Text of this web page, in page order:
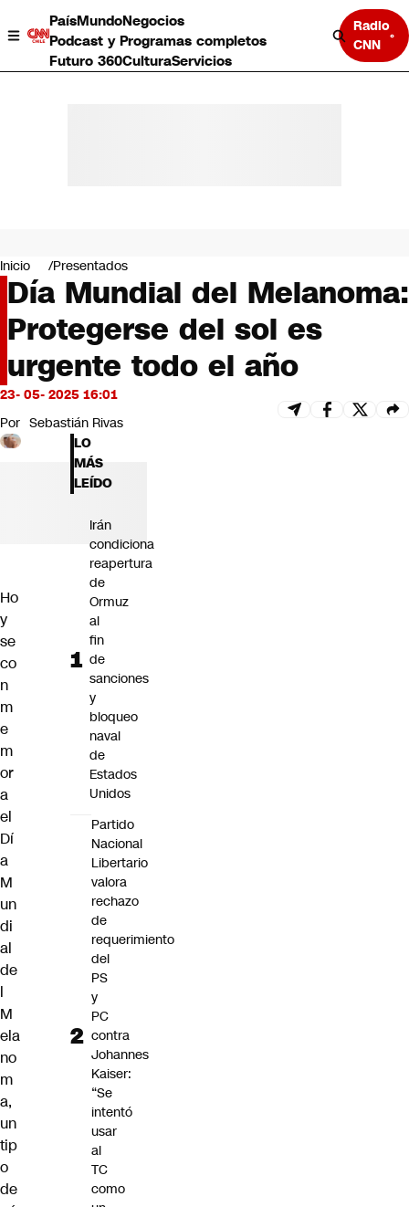
PaísMundoNegocios
Podcast y Programas completos
Futuro 360CulturaServicios
Radio
CNN
Negocios
Deportes
Programas completos
Cultura
Servicios
Bits
CNN Data
CNN tiempo
Futuro 360
Opinión
Inicio Presentados
Día Mundial del Melanoma:
Protegerse del sol es
urgente todo el año
23- 05- 2025 16:01
Por Sebastián Rivas
Ho
y
se
co
n
m
e
m
or
a
el
Dí
a
M
un
di
al
de
l
M
ela
no
m
a,
un
tip
o
de
LO
MÁS
LEÍDO
Irán
condiciona
reapertura
de
Ormuz
al
fin
de
sanciones
y
bloqueo
naval
de
Estados
Unidos
Partido
Nacional
Libertario
valora
rechazo
de
requerimiento
del
PS
y
PC
contra
Johannes
Kaiser:
“Se
intentó
usar
al
TC
como